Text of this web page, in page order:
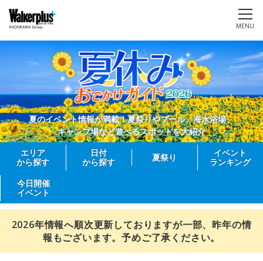
MENU
夏のイベント情報が満載！夏祭りやプール、海水浴場、
キャンプ場など遊べるスポットを大紹介
エリア
から探す
日付
から探す
夏祭り
イベント
ランキング
今日開催
イベント
2026年情報へ順次更新しておりますが一部、昨年の情
報もございます。予めご了承ください。